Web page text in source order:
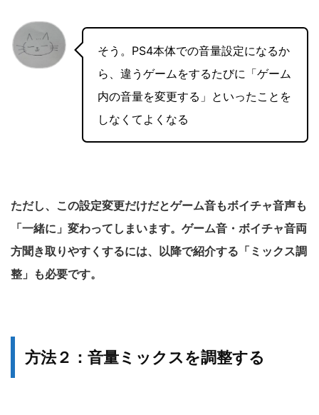
そう。PS4本体での音量設定になるか
ら、違うゲームをするたびに「ゲーム
内の音量を変更する」といったことを
しなくてよくなる
ただし、この設定変更だけだとゲーム音もボイチャ音声も
「一緒に」変わってしまいます。ゲーム音・ボイチャ音両
方聞き取りやすくするには、以降で紹介する「ミックス調
整」も必要です。
方法２：音量ミックスを調整する